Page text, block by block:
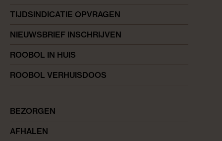
TIJDSINDICATIE OPVRAGEN
NIEUWSBRIEF INSCHRIJVEN
ROOBOL IN HUIS
ROOBOL VERHUISDOOS
BEZORGEN
AFHALEN